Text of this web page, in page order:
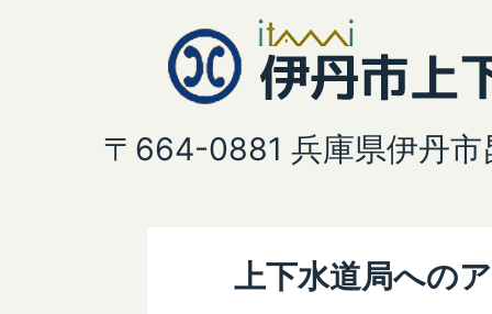
〒664-0881 兵庫県伊丹市
上下水道局への